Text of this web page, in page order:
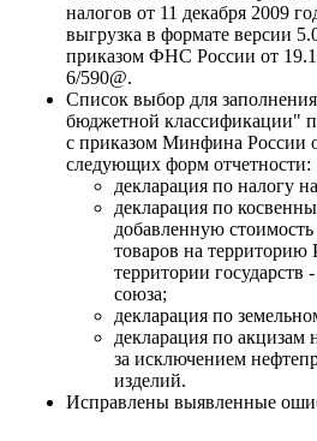
налогов от 11 декабря 2009
выгрузка в формате версии
приказом ФНС России от
6/590@.
Список выбор для
бюджетной классификации"
с приказом Минфина России
следующих форм отчетности:
декларация по налогу
декларация по
добавленную
товаров на территорию
территории государств
союза;
декларация по
декларация по акцизам
за исключением
изделий.
Исправлены выявленные